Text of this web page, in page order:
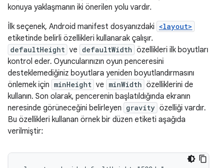
konuya yaklaşmanın iki önerilen yolu vardır.
İlk seçenek, Android manifest dosyanızdaki <layout>
etiketinde belirli özellikleri kullanarak çalışır.
defaultHeight ve defaultWidth özellikleri ilk boyutları
kontrol eder. Oyuncularınızın oyun penceresini
desteklemediğiniz boyutlara yeniden boyutlandırmasını
önlemek için minHeight ve minWidth özelliklerini de
kullanın. Son olarak, pencerenin başlatıldığında ekranın
neresinde görüneceğini belirleyen gravity özelliği vardır.
Bu özellikleri kullanan örnek bir düzen etiketi aşağıda
verilmiştir: